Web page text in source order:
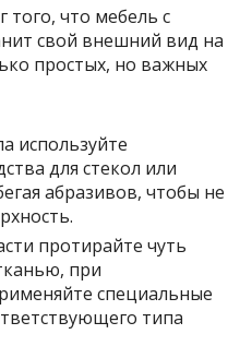
того, что мебель с
свой внешний вид на
простых, но важных
используйте
для стекол или
абразивов, чтобы не
протирайте чуть
при
специальные
типа